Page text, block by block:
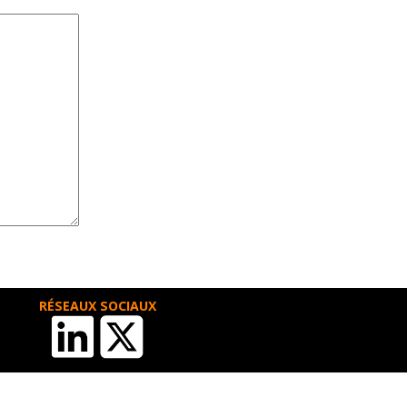
RÉSEAUX SOCIAUX